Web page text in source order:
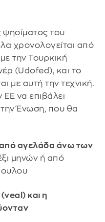
του
χρονολογείται από
την Τουρκική
(Udofed), και το
με αυτή την τεχνική.
να επιβάλει
την Ένωση, που θα
αγελάδα άνω των
μηνών ή από
και η